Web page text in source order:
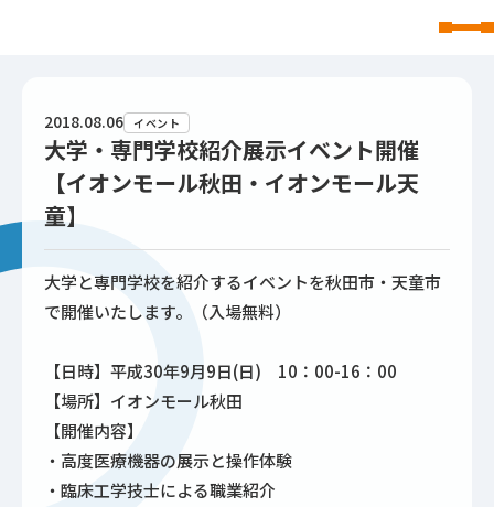
2018.08.06 イベント
大学・専門学校紹介展示イベント開催
【イオンモール秋田・イオンモール天
童】
大学と専門学校を紹介するイベントを秋田市・天童市
で開催いたします。（入場無料）
【日時】平成30年9月9日(日) 10：00-16：00
【場所】イオンモール秋田
【開催内容】
・高度医療機器の展示と操作体験
・臨床工学技士による職業紹介